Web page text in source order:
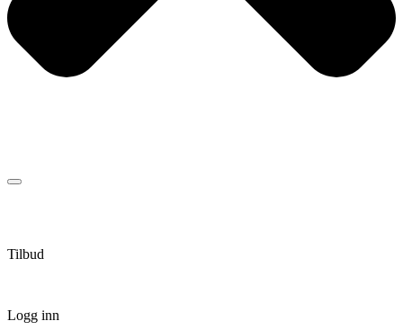
Tilbud
Logg inn